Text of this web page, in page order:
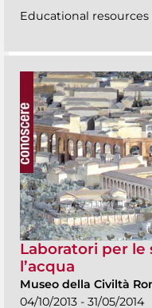
Educational resources
Laboratori per le
l’acqua
Museo della Civiltà
04/10/2013 - 31/05/2014